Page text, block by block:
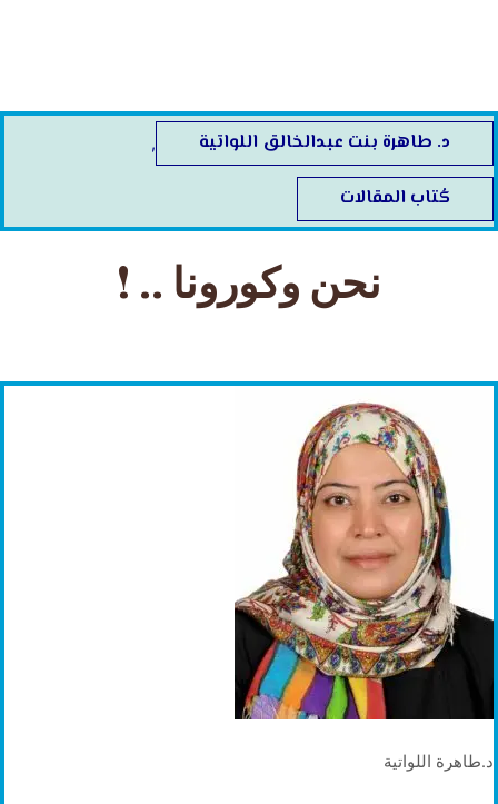
د. طاهرة بنت عبدالخالق اللواتية ,
كُتاب المقالات
نحن وكورونا .. !
د.طاهرة اللواتية